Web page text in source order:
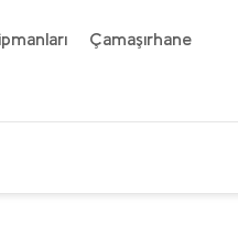
Çamaşırhane